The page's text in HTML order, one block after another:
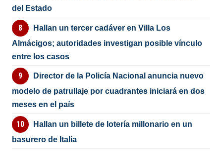
del Estado
Hallan un tercer cadáver en Villa Los
Almácigos; autoridades investigan posible vínculo
entre los casos
Director de la Policía Nacional anuncia nuevo
modelo de patrullaje por cuadrantes iniciará en dos
meses en el país
Hallan un billete de lotería millonario en un
basurero de Italia